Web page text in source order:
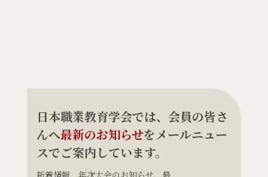
日本職業教育学会では、会員の皆さ
んへ最新のお知らせをメールニュー
スでご案内しています。
新着情報、年次大会のお知らせ、最